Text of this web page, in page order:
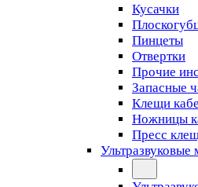
Кусачки
Пинцеты
Отвертки
Прочие
Запасные
Клещи
Ножницы
Пресс